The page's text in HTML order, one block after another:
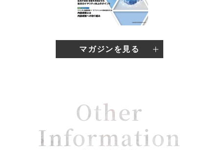
マガジンを見る
Other
Information